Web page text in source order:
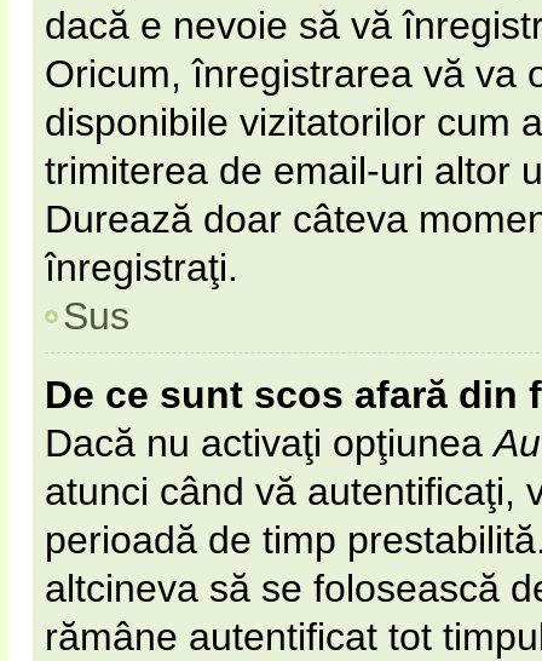
dacă e nevoie să vă
Oricum, înregistrarea vă va
disponibile vizitatorilor cum
trimiterea de email-uri altor
Durează doar câteva
înregistraţi.
Sus
De ce sunt scos afară din
Dacă nu activaţi opţiunea
atunci când vă autentificaţi,
perioadă de timp
altcineva să se folosească
rămâne autentificat tot